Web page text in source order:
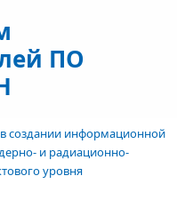
ПО
создании информационной
и радиационно-
уровня